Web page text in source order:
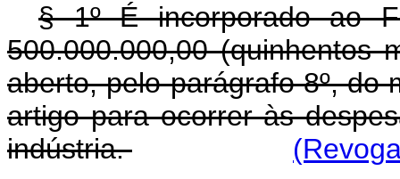
§ 1º É incorporado ao
500.000.000,00 (quinhentos
aberto, pelo parágrafo 8º, do
artigo para ocorrer às
indústria.